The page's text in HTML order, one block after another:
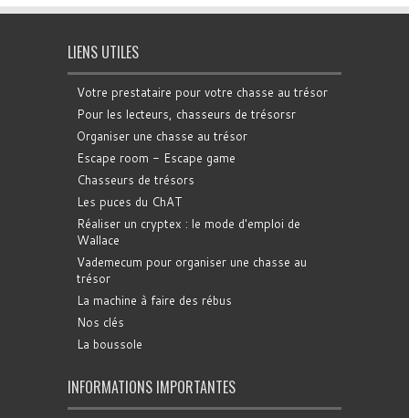
LIENS UTILES
Votre prestataire pour votre chasse au trésor
Pour les lecteurs, chasseurs de trésorsr
Organiser une chasse au trésor
Escape room - Escape game
Chasseurs de trésors
Les puces du ChAT
Réaliser un cryptex : le mode d'emploi de
Wallace
Vademecum pour organiser une chasse au
trésor
La machine à faire des rébus
Nos clés
La boussole
INFORMATIONS IMPORTANTES